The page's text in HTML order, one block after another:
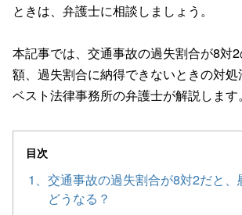
ときは、弁護士に相談しましょう。
本記事では、交通事故の過失割合が8対
額、過失割合に納得できないときの対
ベスト法律事務所の弁護士が解説します。
目次
1、交通事故の過失割合が8対2だと、
どうなる？